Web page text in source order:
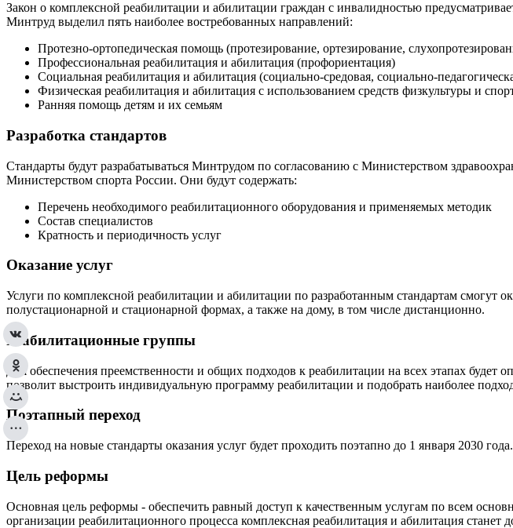
Закон о комплексной реабилитации и абилитации граждан с инвалидностью
Минтруд выделил пять наиболее востребованных направлений:
Протезно-ортопедическая помощь (протезирование, ортезирование,
Профессиональная реабилитация и абилитация (профориентация)
Социальная реабилитация и абилитация (социально-средовая, социально-
Физическая реабилитация и абилитация с использованием средств физкультуры и
Ранняя помощь детям и их семьям
Разработка стандартов
Стандарты будут разрабатываться Минтрудом по согласованию с Министерством
Министерством спорта России. Они будут содержать:
Перечень необходимого реабилитационного оборудования и применяемых методик
Состав специалистов
Кратность и периодичность услуг
Оказание услуг
Услуги по комплексной реабилитации и абилитации по разработанным стандартам
полустационарной и стационарной формах, а также на дому, в том числе дистанционно.
Реабилитационные группы
Для обеспечения преемственности и общих подходов к реабилитации на всех этапах будет
позволит выстроить индивидуальную программу реабилитации и подобрать наиболее
Поэтапный переход
Переход на новые стандарты оказания услуг будет проходить поэтапно до 1 января 2030 года.
Цель реформы
Основная цель реформы - обеспечить равный доступ к качественным услугам по всем
организации реабилитационного процесса комплексная реабилитация и абилитация станет